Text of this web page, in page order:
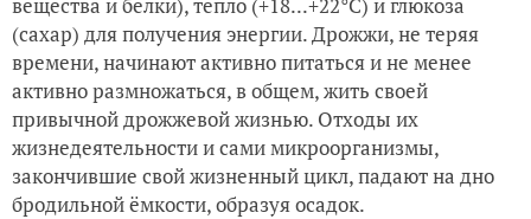
(сахар) для получения энергии. Дрожжи, не теряя
времени, начинают активно питаться и не менее
активно размножаться, в общем, жить своей
привычной дрожжевой жизнью. Отходы их
жизнедеятельности и сами микроорганизмы,
закончившие свой жизненный цикл, падают на дно
бродильной ёмкости, образуя осадок.